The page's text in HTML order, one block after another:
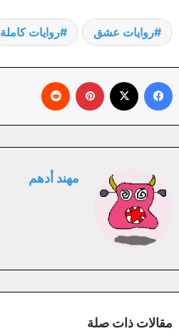
روايات عشق روايات كاملة
مهند أدهم
مقالات ذات صلة